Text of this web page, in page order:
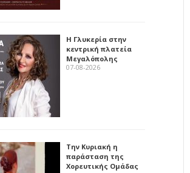
Η Γλυκερία στην
κεντρική πλατεία
Μεγαλόπολης
07-08-2026
Την Κυριακή η
παράσταση της
Χορευτικής Ομάδας